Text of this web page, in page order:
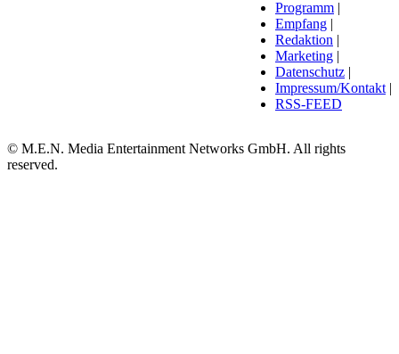
Programm |
Empfang |
Redaktion |
Marketing |
Datenschutz |
Impressum/Kontakt|
RSS-FEED
© M.E.N. Media Entertainment Networks GmbH. All rights
reserved.